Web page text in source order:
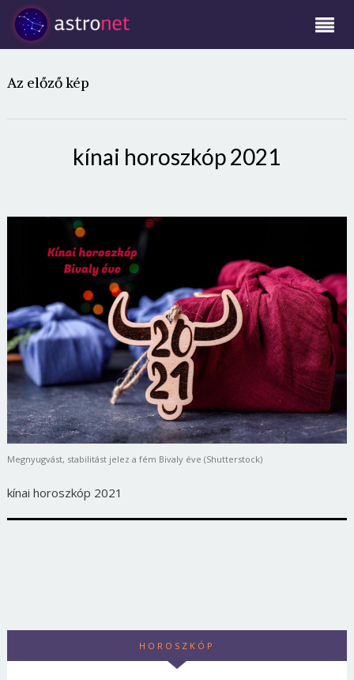
Az előző kép
kínai horoszkóp 2021
Megnyugvást, stabilitást jelez a fém Bivaly éve (Shutterstock)
kínai horoszkóp 2021
HOROSZKÓP